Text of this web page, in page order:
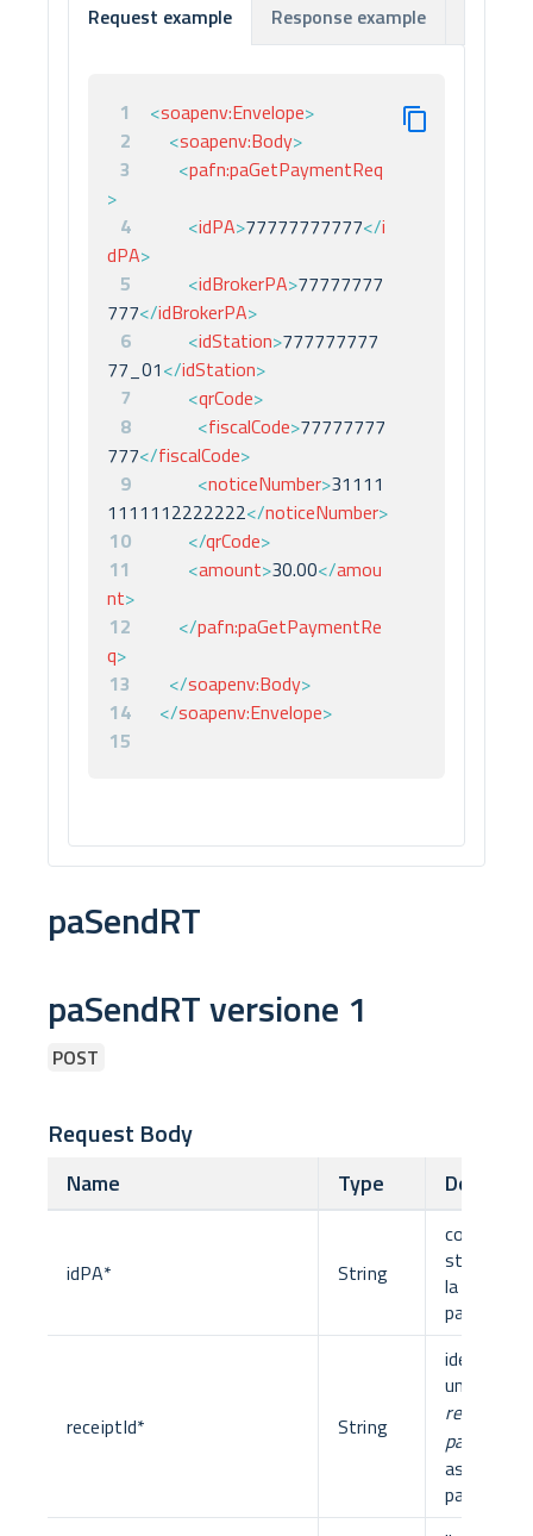
Request example Response example
1 <soapenv:Envelope>
2
<soapenv:Body>
3
<pafn:paGetPaymentReq
>
4
<idPA>77777777777</i
dPA>
5
<idBrokerPA>77777777
777</idBrokerPA>
6
<idStation>777777777
77_01</idStation>
7
<qrCode>
8
<fiscalCode>77777777
777</fiscalCode>
9
<noticeNumber>31111
1111112222222</noticeNumber>
10
</qrCode>
11
<amount>30.00</amou
nt>
12
</pafn:paGetPaymentRe
q>
13
</soapenv:Body>
14
</soapenv:Envelope>
15
paSendRT
paSendRT versione 1
POST
Request Body
Name Type
idPA* String
codice
struttura
la
receiptId* String
univoco
receipt
pagoPa